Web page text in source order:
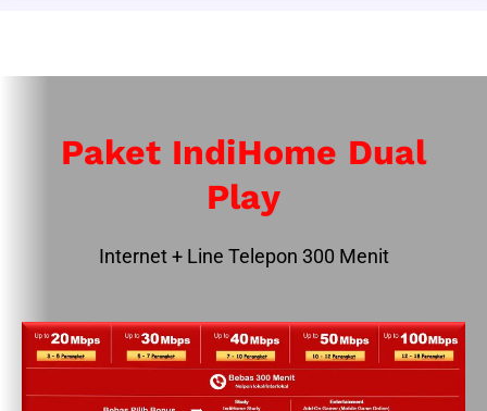
Paket IndiHome Dual
Play
Internet + Line Telepon 300 Menit